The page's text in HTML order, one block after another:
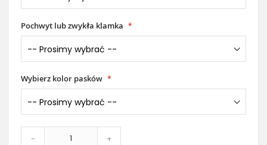
Pochwyt lub zwykła klamka
Wybierz kolor pasków
- +